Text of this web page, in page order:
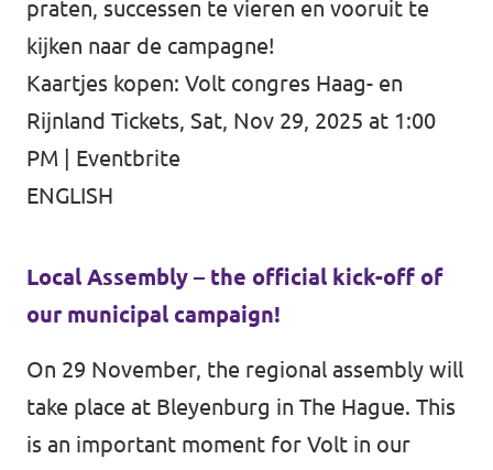
praten, successen te vieren en vooruit te
kijken naar de campagne!
Kaartjes kopen: Volt congres Haag- en
Rijnland Tickets, Sat, Nov 29, 2025 at 1:00
PM | Eventbrite
ENGLISH
Local Assembly – the official kick-off of
our municipal campaign!
On 29 November, the regional assembly will
take place at Bleyenburg in The Hague. This
is an important moment for Volt in our